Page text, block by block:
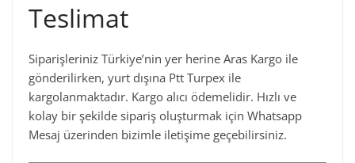
Teslimat
Siparişleriniz Türkiye’nin yer herine Aras Kargo ile
gönderilirken, yurt dışına Ptt Turpex ile
kargolanmaktadır. Kargo alıcı ödemelidir. Hızlı ve
kolay bir şekilde sipariş oluşturmak için Whatsapp
Mesaj üzerinden bizimle iletişime geçebilirsiniz.